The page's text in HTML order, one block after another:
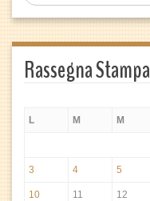
Rassegna Stampa
L
M M
3 4 5
10 11 12